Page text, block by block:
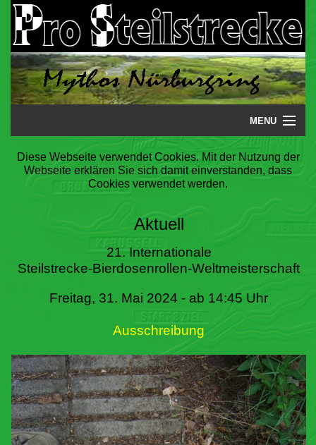
MENU
Startseite
Steilstrecke
Literatur
Termine
Diese Webseite verwendet Cookies. Mit der Nutzung der
Webseite erklären Sie sich damit einverstanden, dass
Cookies verwendet werden.
Aktuell
21. Internationale
Steilstrecke-Bierdosenrollen-Weltmeisterschaft
Freitag, 31. Mai 2024 - ab 14:45 Uhr
Ausschreibung